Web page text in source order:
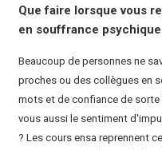
Que faire lorsque vous
en souffrance psychique
Beaucoup de personnes ne
proches ou des collègues en
mots et de confiance de sorte
vous aussi le sentiment
? Les cours ensa reprennent